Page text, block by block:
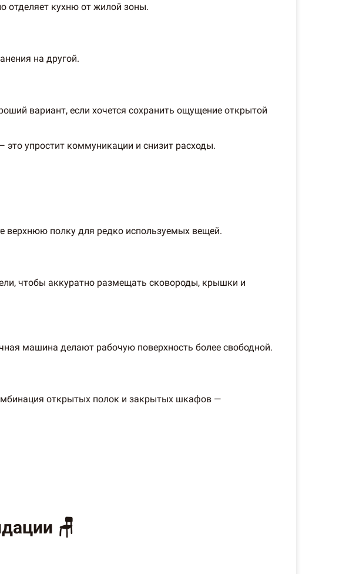
отделяет кухню от жилой зоны.
на другой.
вариант, если хочется сохранить ощущение открытой
это упростит коммуникации и снизит расходы.
верхнюю полку для редко используемых вещей.
чтобы аккуратно размещать сковороды, крышки и
машина делают рабочую поверхность более свободной.
открытых полок и закрытых шкафов —
🪑